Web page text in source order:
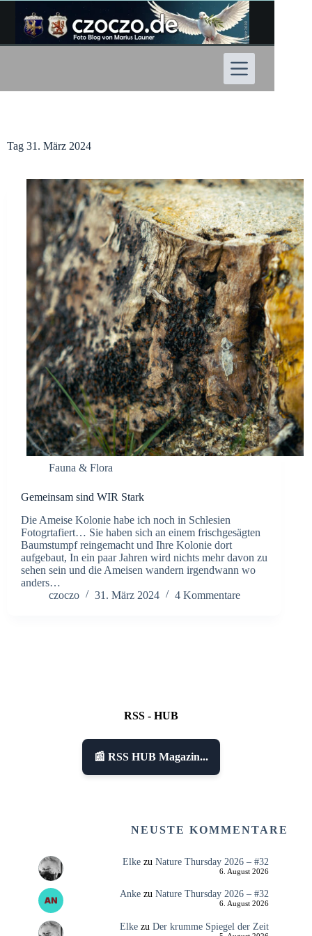
Inhalt
springen
Tag 31. März 2024
Fauna & Flora
Gemeinsam sind WIR Stark
Die Ameise Kolonie habe ich noch in Schlesien
Fotogrtafiert… Sie haben sich an einem frischgesägten
Baumstumpf reingemacht und Ihre Kolonie dort
aufgebaut, In ein paar Jahren wird nichts mehr davon zu
sehen sein und die Ameisen wandern irgendwann wo
anders…
czoczo
31. März 2024 4 Kommentare
RSS - HUB
📰 RSS HUB Magazin...
NEUSTE KOMMENTARE
Elkezu Nature Thursday 2026 – #32
6. August 2026
Ankezu Nature Thursday 2026 – #32
6. August 2026
Elkezu Der krumme Spiegel der Zeit